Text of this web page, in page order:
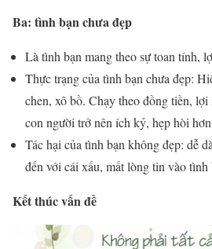
Ba: tình bạn chưa đẹp
Là tình bạn mang theo sự toan tính,
Thực trạng của tình bạn chưa đẹp:
chen, xô bồ. Chạy theo đồng tiền,
con người trở nên ích kỷ, hẹp hòi
Tác hại của tình bạn không đẹp: dễ
đến với cái xấu, mất lòng tin vào
Kết thúc vấn đề